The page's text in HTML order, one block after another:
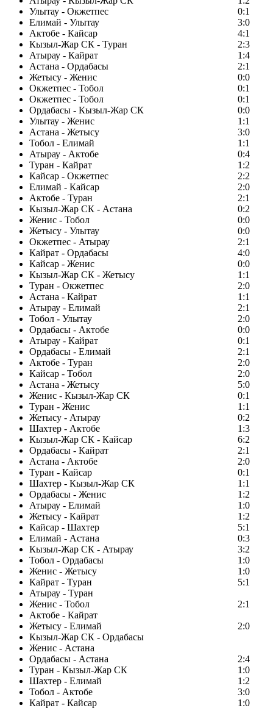
Улытау - Окжетпес
0:1
Елимай - Улытау
3:0
Актобе - Кайсар
4:1
Кызыл-Жар СК - Туран
2:3
Атырау - Кайрат
1:4
Астана - Ордабасы
2:1
Жетысу - Женис
0:0
Окжетпес - Тобол
0:1
Окжетпес - Тобол
0:1
Ордабасы - Кызыл-Жар СК
0:0
Улытау - Женис
1:1
Астана - Жетысу
3:0
Тобол - Елимай
1:1
Атырау - Актобе
0:4
Туран - Кайрат
1:2
Кайсар - Окжетпес
2:2
Елимай - Кайсар
2:0
Актобе - Туран
2:1
Кызыл-Жар СК - Астана
0:2
Женис - Тобол
0:0
Жетысу - Улытау
0:0
Окжетпес - Атырау
2:1
Кайрат - Ордабасы
4:0
Кайсар - Женис
0:0
Кызыл-Жар СК - Жетысу
1:1
Туран - Окжетпес
2:0
Астана - Кайрат
1:1
Атырау - Елимай
2:1
Тобол - Улытау
2:0
Ордабасы - Актобе
0:0
Атырау - Кайрат
0:1
Ордабасы - Елимай
2:1
Актобе - Туран
2:0
Кайсар - Тобол
2:0
Астана - Жетысу
5:0
Женис - Кызыл-Жар СК
0:1
Туран - Женис
1:1
Жетысу - Атырау
0:2
Шахтер - Актобе
1:3
Кызыл-Жар СК - Кайсар
6:2
Ордабасы - Кайрат
2:1
Астана - Актобе
2:0
Туран - Кайсар
0:1
Шахтер - Кызыл-Жар СК
1:1
Ордабасы - Женис
1:2
Атырау - Елимай
1:0
Жетысу - Кайрат
1:2
Кайсар - Шахтер
5:1
Елимай - Астана
0:3
Кызыл-Жар СК - Атырау
3:2
Тобол - Ордабасы
1:0
Женис - Жетысу
1:0
Кайрат - Туран
5:1
Атырау - Туран
Женис - Тобол
2:1
Актобе - Кайрат
Жетысу - Елимай
2:0
Кызыл-Жар СК - Ордабасы
Женис - Астана
Ордабасы - Астана
2:4
Туран - Кызыл-Жар СК
1:0
Шахтер - Елимай
1:2
Тобол - Актобе
3:0
Кайрат - Кайсар
1:0